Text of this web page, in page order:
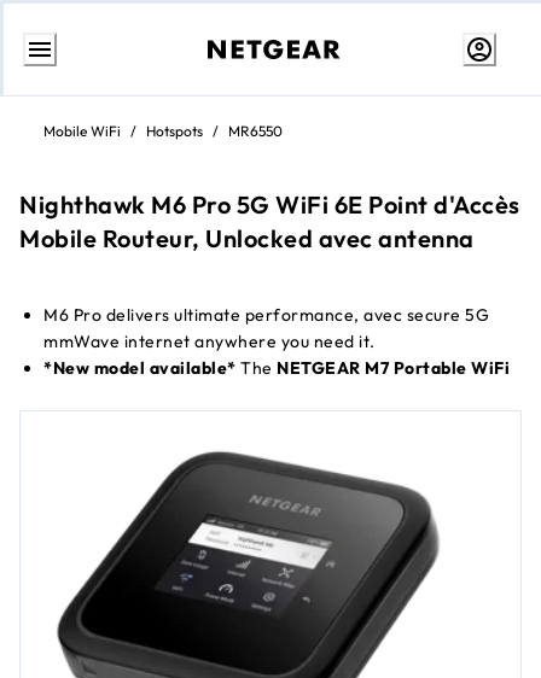
Aller
contenuMobile WiFi / Hotspots / MR6550
Nighthawk M6 Pro 5G WiFi 6E Point d'Accès
Mobile Routeur, Unlocked avec antenna
M6 Pro delivers ultimate performance, avec secure 5G
mmWave internet anywhere you need it.
*New model available* The NETGEAR M7 Portable WiFi
avec next-generation
to deliver ultra-fast, secure internet access on the go.
Learn more:Discover the M7 Portable WiFi Hotspot